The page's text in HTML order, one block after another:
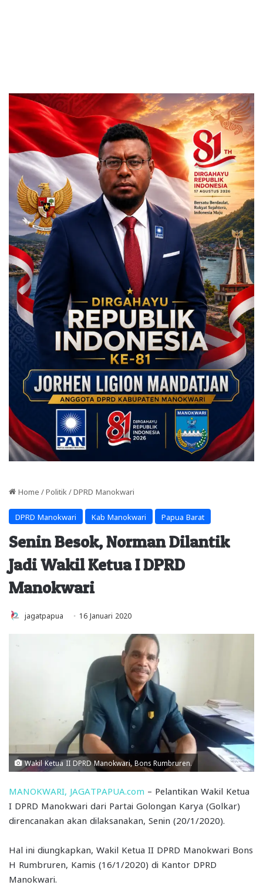
Home / Politik / DPRD Manokwari
DPRD Manokwari Kab Manokwari Papua Barat
Senin Besok, Norman Dilantik
Jadi Wakil Ketua I DPRD
Manokwari
jagatpapua 16 Januari 2020
Wakil Ketua II DPRD Manokwari, Bons Rumbruren.
MANOKWARI, JAGATPAPUA.com – Pelantikan Wakil Ketua
I DPRD Manokwari dari Partai Golongan Karya (Golkar)
direncanakan akan dilaksanakan, Senin (20/1/2020).
Hal ini diungkapkan, Wakil Ketua II DPRD Manokwari Bons
H Rumbruren, Kamis (16/1/2020) di Kantor DPRD
Manokwari.